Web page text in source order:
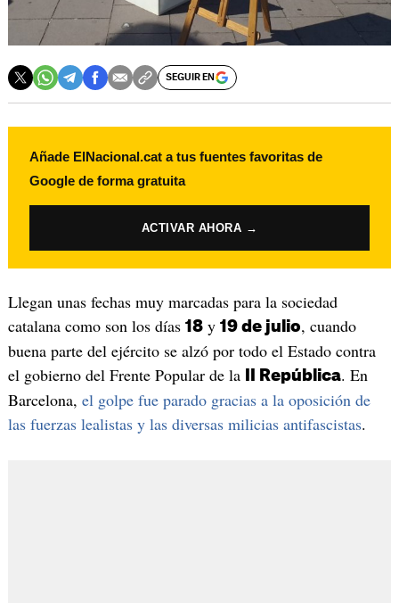
SEGUIR EN
Añade ElNacional.cat a tus fuentes favoritas de
Google de forma gratuita
ACTIVAR AHORA →
Llegan unas fechas muy marcadas para la sociedad
catalana como son los días 18y 19 de julio, cuando
buena parte del ejército se alzó por todo el Estado contra
el gobierno del Frente Popular de la
II República. En
Barcelona, el golpe fue parado gracias a la oposición de
las fuerzas lealistas y las diversas milicias antifascistas.